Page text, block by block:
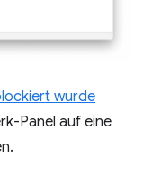
wurde
Panel auf eine